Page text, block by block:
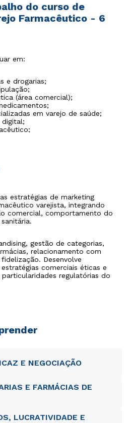
do curso de
Farmacêutico - 6
em:
e drogarias;
(área comercial);
em varejo de saúde;
digital;
a demanda por profissionais
estratégias de marketing
varejista, integrando
comercial, comportamento do
gestão de categorias,
relacionamento com
Desenvolve
comerciais éticas e
regulatórias do
E NEGOCIAÇÃO
E FARMÁCIAS DE
LUCRATIVIDADE E